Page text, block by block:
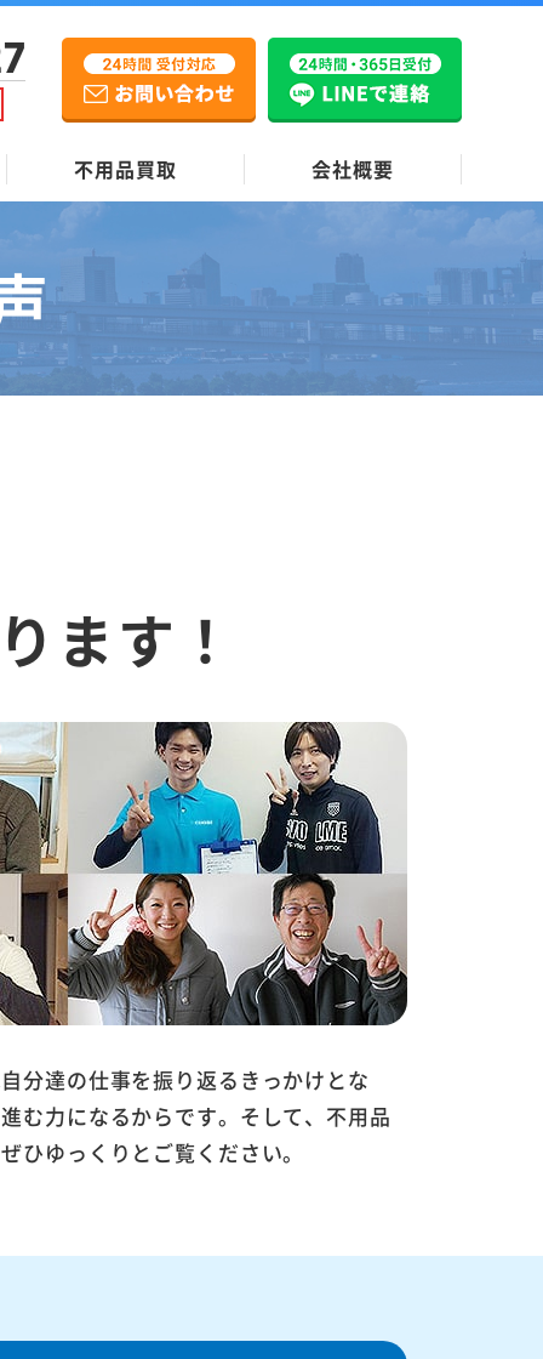
不用品買取 会社概要
ます！
分達の仕事を振り返るきっかけとな
む力になるからです。そして、不用品
ゆっくりとご覧ください。